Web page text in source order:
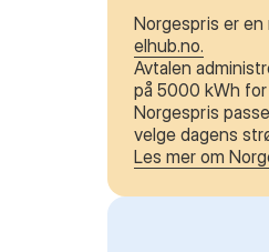
Norgespris er
elhub.no.
Avtalen
på 5000 kWh
Norgespris
velge dagens
Les mer om